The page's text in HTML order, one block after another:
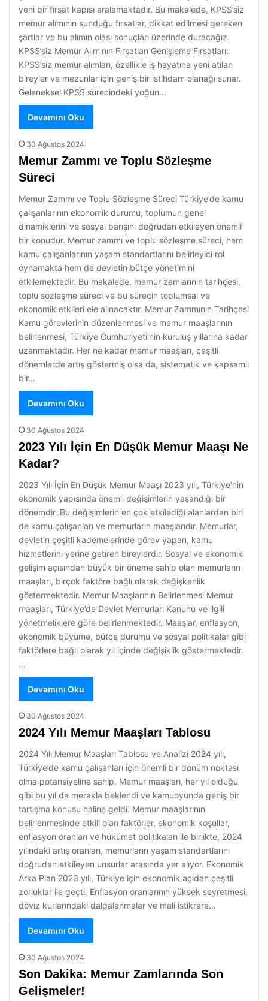
yeni bir fırsat kapısı aralamaktadır. Bu makalede, KPSS’siz
memur alımının sunduğu fırsatlar, dikkat edilmesi gereken
şartlar ve bu alımın olası sonuçları üzerinde duracağız.
KPSS’siz Memur Alımının Fırsatları Genişleme Fırsatları:
KPSS’siz memur alımları, özellikle iş hayatına yeni atılan
bireyler ve mezunlar için geniş bir istihdam olanağı sunar.
Geleneksel KPSS sürecindeki yoğun…
Devamını Oku
30 Ağustos 2024
Memur Zammı ve Toplu Sözleşme
Süreci
Memur Zammı ve Toplu Sözleşme Süreci Türkiye’de kamu
çalışanlarının ekonomik durumu, toplumun genel
dinamiklerini ve sosyal barışını doğrudan etkileyen önemli
bir konudur. Memur zammı ve toplu sözleşme süreci, hem
kamu çalışanlarının yaşam standartlarını belirleyici rol
oynamakta hem de devletin bütçe yönetimini
etkilemektedir. Bu makalede, memur zamlarının tarihçesi,
toplu sözleşme süreci ve bu sürecin toplumsal ve
ekonomik etkileri ele alınacaktır. Memur Zammının Tarihçesi
Kamu görevlerinin düzenlenmesi ve memur maaşlarının
belirlenmesi, Türkiye Cumhuriyeti’nin kuruluş yıllarına kadar
uzanmaktadır. Her ne kadar memur maaşları, çeşitli
dönemlerde artış göstermiş olsa da, sistematik ve kapsamlı
bir…
Devamını Oku
30 Ağustos 2024
2023 Yılı İçin En Düşük Memur Maaşı Ne
Kadar?
2023 Yılı İçin En Düşük Memur Maaşı 2023 yılı, Türkiye’nin
ekonomik yapısında önemli değişimlerin yaşandığı bir
dönemdir. Bu değişimlerin en çok etkilediği alanlardan biri
de kamu çalışanları ve memurların maaşlarıdır. Memurlar,
devletin çeşitli kademelerinde görev yapan, kamu
hizmetlerini yerine getiren bireylerdir. Sosyal ve ekonomik
gelişim açısından büyük bir öneme sahip olan memurların
maaşları, birçok faktöre bağlı olarak değişkenlik
göstermektedir. Memur Maaşlarının Belirlenmesi Memur
maaşları, Türkiye’de Devlet Memurları Kanunu ve ilgili
yönetmeliklere göre belirlenmektedir. Maaşlar, enflasyon,
ekonomik büyüme, bütçe durumu ve sosyal politikalar gibi
faktörlere bağlı olarak yıl içinde değişiklik göstermektedir.
…
Devamını Oku
30 Ağustos 2024
2024 Yılı Memur Maaşları Tablosu
2024 Yılı Memur Maaşları Tablosu ve Analizi 2024 yılı,
Türkiye’de kamu çalışanları için önemli bir dönüm noktası
olma potansiyeline sahip. Memur maaşları, her yıl olduğu
gibi bu yıl da merakla beklendi ve kamuoyunda geniş bir
tartışma konusu haline geldi. Memur maaşlarının
belirlenmesinde etkili olan faktörler, ekonomik koşullar,
enflasyon oranları ve hükümet politikaları ile birlikte, 2024
yılındaki artış oranları, memurların yaşam standartlarını
doğrudan etkileyen unsurlar arasında yer alıyor. Ekonomik
Arka Plan 2023 yılı, Türkiye için ekonomik açıdan çeşitli
zorluklar ile geçti. Enflasyon oranlarının yüksek seyretmesi,
döviz kurlarındaki dalgalanmalar ve mali istikrara…
Devamını Oku
30 Ağustos 2024
Son Dakika: Memur Zamlarında Son
Gelişmeler!